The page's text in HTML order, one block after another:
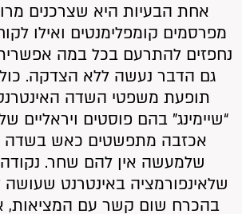
אחת הבעיות היא שצרכנים
מפרסמים קומפלימנטים ואילו
נחפזים להתרעם בכל במה
גם הדבר נעשה ללא הצדקה.
תופעת משפטי השדה
“שיימינג” בהם פוסטים ויראליים
אכזבה מתפשטים כאש בשדה
שלמעשה אין להם שחר.
שלאינפורמציה באינטרנט שעושה
בהכרח שום קשר עם המציאות,